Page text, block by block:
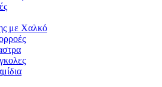
με Χαλκό